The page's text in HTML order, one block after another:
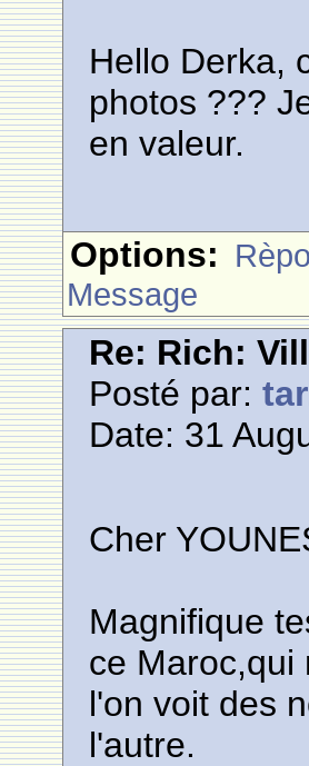
Hello Derka,
photos ???
en valeur.
Options:
Message
Re: Rich:
Posté par:
Date: 31
Cher
Magnifique
ce Maroc,qui
l'on voit des
l'autre.